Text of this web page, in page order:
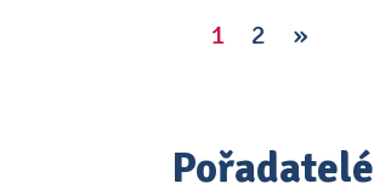
1 2 »
Pořadatelé